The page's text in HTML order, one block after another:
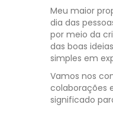
Meu maior
dia das
por meio da
das boas
simples em
Vamos nos
colaborações
significado